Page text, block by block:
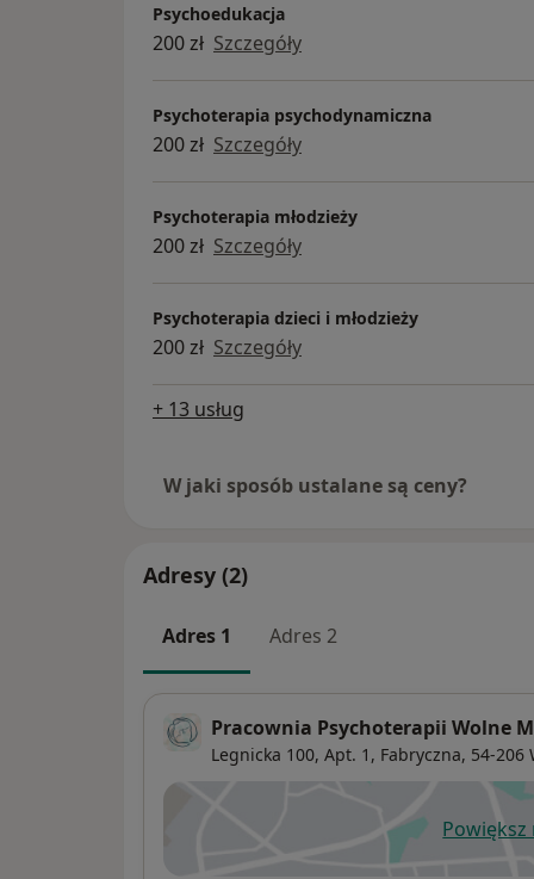
- lękiem społecznym,
- dysregulacją emocjonalną,
- niską samooceną.
Superwizja
Towarzystwa Psychiatrycznego.
Psychoedukacja
200 zł Szczegóły
Psychoterapia psychodynamiczna
200 zł Szczegóły
Psychoterapia młodzieży
200 zł Szczegóły
Psychoterapia dzieci i młodzieży
200 zł Szczegóły
+ 13 usług
W jaki sposób ustalane są ceny?
Adresy (2)
Adres 1 Adres 2
Pracownia Psychoterapii Wolne
Legnicka 100, Apt. 1, Fabryczna, 54-206
Powiększ